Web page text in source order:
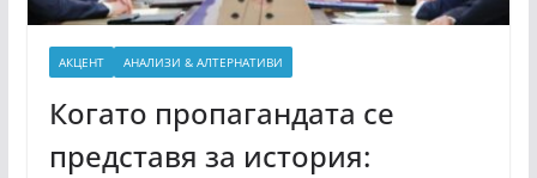
АКЦЕНТ АНАЛИЗИ & АЛТЕРНАТИВИ
Когато пропагандата се
представя за история: